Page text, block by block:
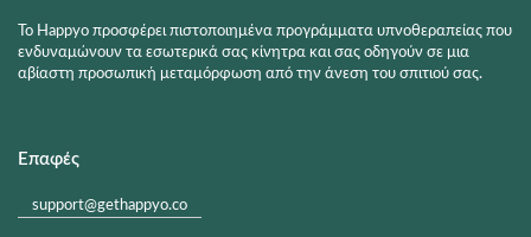
Το Happyo προσφέρει πιστοποιημένα προγράμματα υπνοθεραπείας που
ενδυναμώνουν τα εσωτερικά σας κίνητρα και σας οδηγούν σε μια
αβίαστη προσωπική μεταμόρφωση από την άνεση του σπιτιού σας.
Επαφές
support@gethappyo.co